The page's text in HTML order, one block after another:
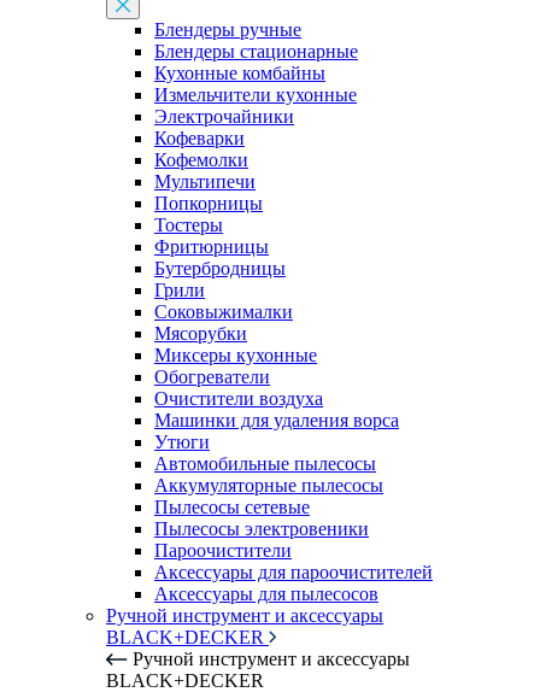
Блендеры ручные
Блендеры стационарные
Кухонные комбайны
Измельчители кухонные
Электрочайники
Кофеварки
Кофемолки
Мультипечи
Попкорницы
Тостеры
Фритюрницы
Бутербродницы
Грили
Соковыжималки
Мясорубки
Миксеры кухонные
Обогреватели
Очистители воздуха
Машинки для удаления ворса
Утюги
Автомобильные пылесосы
Аккумуляторные пылесосы
Пылесосы сетевые
Пылесосы электровеники
Пароочистители
Аксессуары для пароочистителей
Аксессуары для пылесосов
Ручной инструмент и аксессуары
BLACK+DECKER
Ручной инструмент и аксессуары
BLACK+DECKER